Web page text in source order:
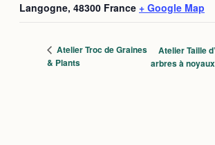
Langogne, 48300 France + Google Map
Atelier Troc de Graines
& Plants
Atelier Taille
arbres à noyaux